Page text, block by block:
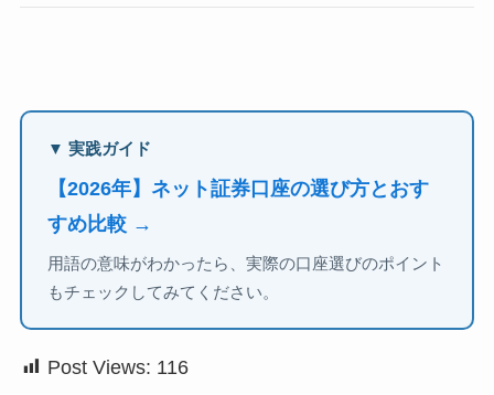
▼ 実践ガイド
【2026年】ネット証券口座の選び方とおす
すめ比較 →
用語の意味がわかったら、実際の口座選びのポイント
もチェックしてみてください。
Post Views: 116